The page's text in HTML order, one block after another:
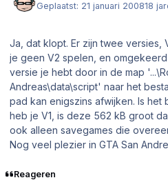
Geplaatst: 21 januari 200818
Ja, dat klopt. Er zijn twee versies,
je geen V2 spelen, en
versie je hebt door in de map
Andreas\data\script' naar het
pad kan enigszins afwijken. Is
heb je V1, is deze 562 kB groot
ook alleen savegames die
Nog veel plezier in GTA San
Reageren